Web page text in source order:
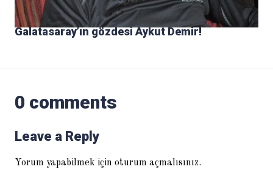
Galatasaray’ın gözdesi Aykut Demir!
0 comments
Leave a Reply
Yorum yapabilmek için oturum açmalısınız.